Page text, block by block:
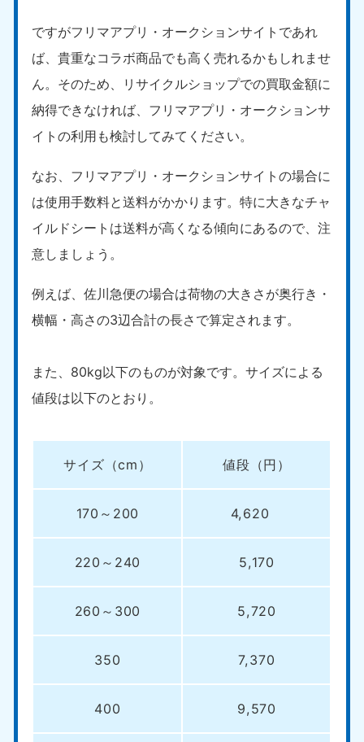
ですがフリマアプリ・オークションサイトであれ
ば、貴重なコラボ商品でも高く売れるかもしれませ
ん。そのため、リサイクルショップでの買取金額に
納得できなければ、フリマアプリ・オークションサ
イトの利用も検討してみてください。
なお、フリマアプリ・オークションサイトの場合に
は使用手数料と送料がかかります。特に大きなチャ
イルドシートは送料が高くなる傾向にあるので、注
意しましょう。
例えば、佐川急便の場合は荷物の大きさが奥行き・
横幅・高さの3辺合計の長さで算定されます。
また、80kg以下のものが対象です。サイズによる
値段は以下のとおり。
サイズ（cm） 値段（円）
170～200 4,620
220～240 5,170
260～300 5,720
350 7,370
400 9,570
9:00〜19:00 年中無休 9:00〜19:00 年中無休
福井県
050-1881-5258
石川県
050-1881-5261
9:00〜19:00 年中無休
富山県
9:00〜19:00 年中無休
山梨県
9:00〜19:00 年中無休
新潟県
050-1881-5263
050-1881-5250 050-1881-5251
奈良県
050-1881-5249
三重県
050-1881-5253
9:00〜19:00 年中無休
050-1881-5252
9:00〜19:00 年中無休
050-1881-5248
9:00〜19:00 年中無休
中国
9:00〜19:00 年中無休 9:00〜19:00 年中無休
050-1881-5144
9:00〜19:00 年中無休
050-1881-5156
9:00〜19:00 年中無休